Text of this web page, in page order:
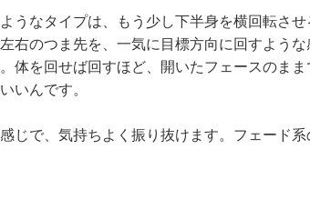
うなタイプは、もう少し下半身を横回転さ
右のつま先を、一気に目標方向に回すよう
体を回せば回すほど、開いたフェースのま
いんです。
じで、気持ちよく振り抜けます。フェード系